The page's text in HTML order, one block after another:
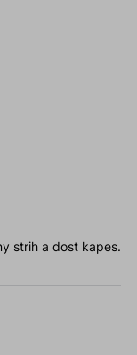
strih a dost kapes.